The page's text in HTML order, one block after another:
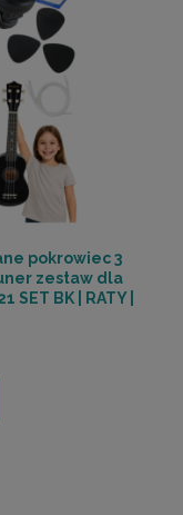
pokrowiec 3
zestaw dla
SET BK | RATY |